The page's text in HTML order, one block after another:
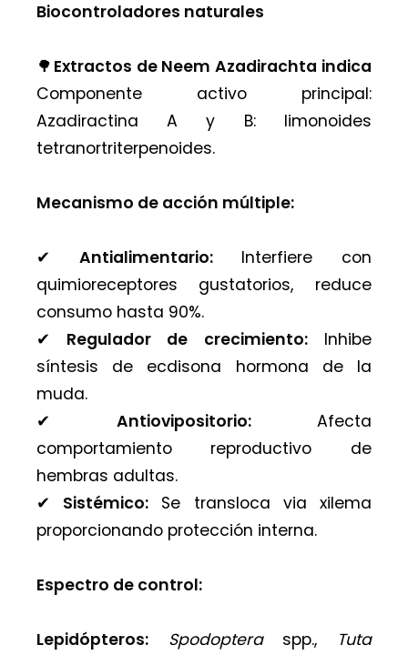
Biocontroladores naturales
🌳 Extractos de Neem Azadirachta indica
Componente activo principal:
Azadiractina A y B: limonoides
tetranortriterpenoides.
Mecanismo de acción múltiple:
✔︎ Antialimentario:Interfiere con
quimioreceptores gustatorios, reduce
consumo hasta 90%.
✔︎ Regulador de crecimiento:Inhibe
síntesis de ecdisona hormona de la
muda.
✔︎ Antiovipositorio:Afecta
comportamiento reproductivo de
hembras adultas.
✔︎ Sistémico: Se transloca via xilema
proporcionando protección interna.
Espectro de control:
Lepidópteros: Spodopteraspp.,
Tuta